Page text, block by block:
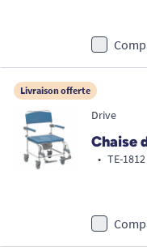
Livraison offerte
Drive
Chaise
• TE-1812